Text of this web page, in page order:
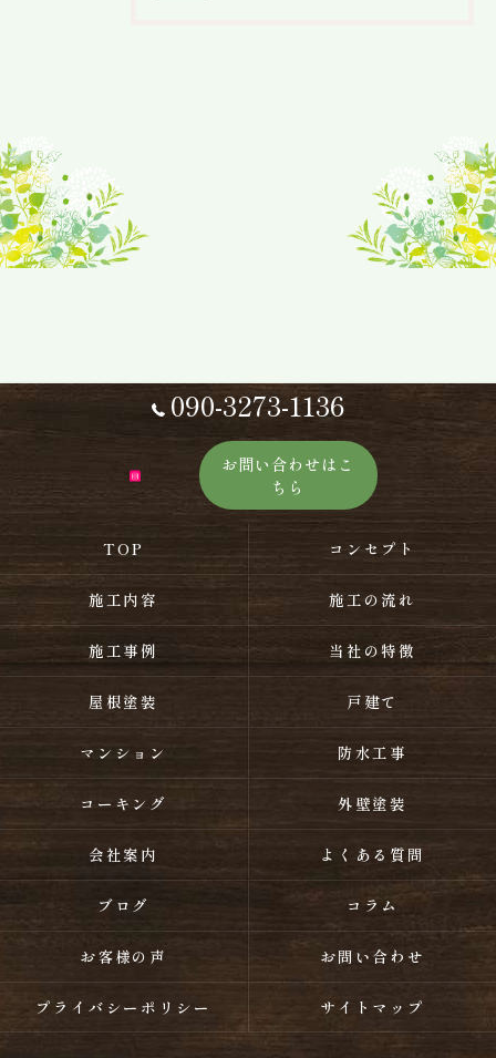
090-3273-1136
お問い合わせはこ
ちら
TOP コンセプト
施工内容 施工の流れ
施工事例 当社の特徴
屋根塗装 戸建て
マンション 防水工事
コーキング 外壁塗装
会社案内 よくある質問
ブログ コラム
お客様の声 お問い合わせ
プライバシーポリシー サイトマップ